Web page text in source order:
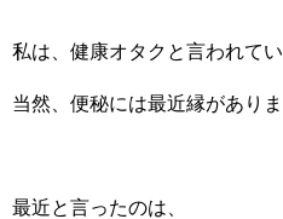
私は、健康オタクと言われて
当然、便秘には最近縁がありま
最近と言ったのは、